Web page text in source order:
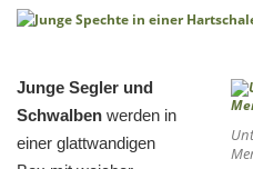
Junge Segler und
Schwalben werden in
einer glattwandigen